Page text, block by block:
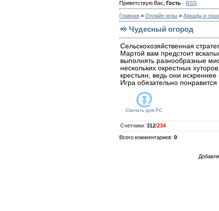
Приветствую Вас ,Гость · RSS
Главная »Онлайн игры »Аркады и
Чудесный огород
Сельскохозяйственная
Мартой вам предстоит
выполнять разнообразные
нескольких окрестных
крестьян, ведь они
Игра обязательно
Скачать для PC
Счетчики:312/234
Всего комментариев:0